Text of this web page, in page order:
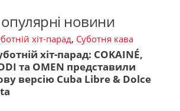
новини
хіт-парад, Суботня кава
хіт-парад: COKAINÉ,
та OMEN представили
версію Cuba Libre & Dolce